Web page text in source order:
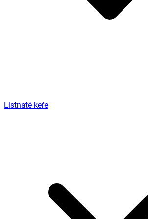
Listnaté keře